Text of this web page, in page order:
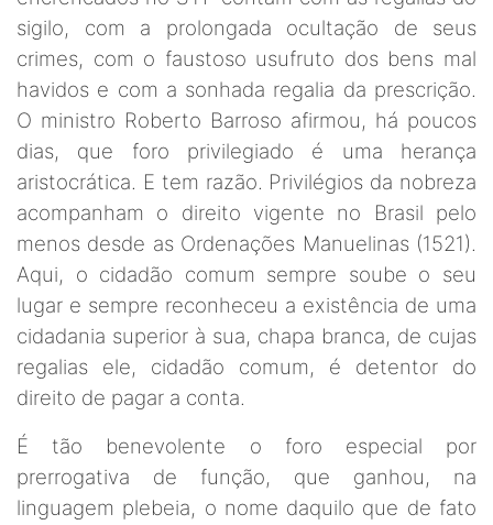
sigilo, com a prolongada ocultação de seus
crimes, com o faustoso usufruto dos bens mal
havidos e com a sonhada regalia da prescrição.
O ministro Roberto Barroso afirmou, há poucos
dias, que foro privilegiado é uma herança
aristocrática. E tem razão. Privilégios da nobreza
acompanham o direito vigente no Brasil pelo
menos desde as Ordenações Manuelinas (1521).
Aqui, o cidadão comum sempre soube o seu
lugar e sempre reconheceu a existência de uma
cidadania superior à sua, chapa branca, de cujas
regalias ele, cidadão comum, é detentor do
direito de pagar a conta.
É tão benevolente o foro especial por
prerrogativa de função, que ganhou, na
linguagem plebeia, o nome daquilo que de fato